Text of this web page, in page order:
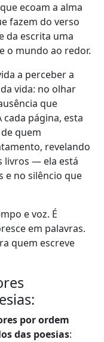
ecoam a alma
fazem do verso
da escrita uma
o mundo ao redor.
a perceber a
vida: no olhar
que
cada página, esta
quem
revelando
livros — ela está
e no silêncio que
e voz. É
em palavras.
quem escreve
por ordem
das poesias: